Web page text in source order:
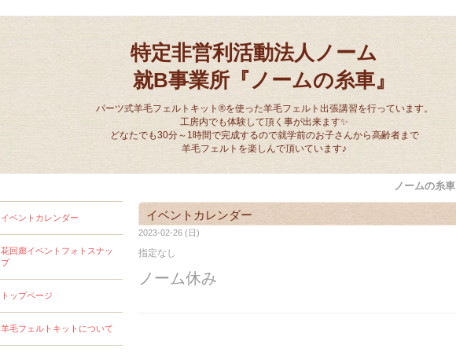
特定非営利活動法人ノーム
就B事業所『ノームの糸車』
パーツ式羊毛フェルトキット®を使った羊毛フェルト出張講習を行っています。
工房内でも体験して頂く事が出来ます✨
どなたでも30分～1時間で完成するので就学前のお子さんから高齢者まで
羊毛フェルトを楽しんで頂いています♪
ノームの糸車
イベントカレンダー
2023-02-26 (日)
指定なし
ノーム休み
イベントカレンダー
花回廊イベントフォトスナッ
プ
トップページ
羊毛フェルトキットについて